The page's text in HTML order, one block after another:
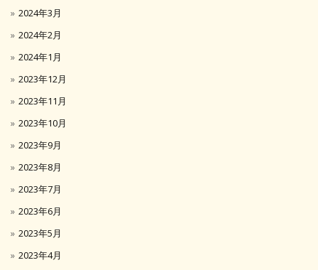
2024年3月
2024年2月
2024年1月
2023年12月
2023年11月
2023年10月
2023年9月
2023年8月
2023年7月
2023年6月
2023年5月
2023年4月